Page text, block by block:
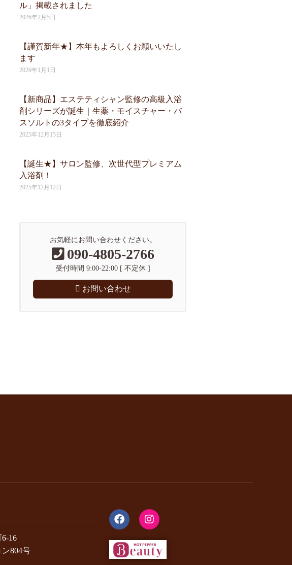
ル」掲載されました
2026年2月5日
【謹賀新年★】本年もよろしくお願いいたし
ます
2026年1月1日
【新商品】エステティシャン監修の高級入浴
剤シリーズが誕生｜生薬・モイスチャー・バ
スソルトの3タイプを徹底紹介
2025年12月15日
【誕生★】サロン監修、次世代型プレミアム
入浴剤！
2025年12月12日
お気軽にお問い合わせください。
090-4805-2766
受付時間 9:00-22:00 [ 不定休 ]
お問い合わせ
16
804号